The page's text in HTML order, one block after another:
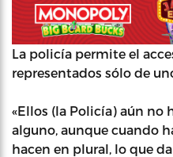
La policía permite el
representados sólo de
«Ellos (la Policía) aún no
alguno, aunque cuando
hacen en plural, lo que